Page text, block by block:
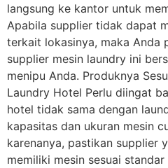
langsung ke kantor untuk
Apabila supplier tidak dapat
terkait lokasinya, maka Anda
supplier mesin laundry ini
menipu Anda. Produknya
Laundry Hotel Perlu diingat
hotel tidak sama dengan
kapasitas dan ukuran mesin
karenanya, pastikan supplier
memiliki mesin sesuai